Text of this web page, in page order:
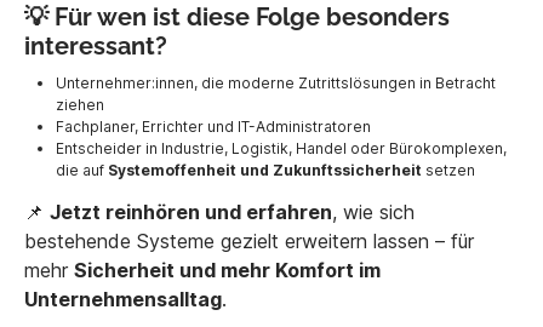
💡 Für wen ist diese Folge besonders
interessant?
Unternehmer:innen, die moderne Zutrittslösungen in Betracht
ziehen
Fachplaner, Errichter und IT-Administratoren
Entscheider in Industrie, Logistik, Handel oder Bürokomplexen,
die auf Systemoffenheit und Zukunftssicherheit setzen
📌 Jetzt reinhören und erfahren, wie sich
bestehende Systeme gezielt erweitern lassen – für
mehr Sicherheit und mehr Komfort im
Unternehmensalltag.